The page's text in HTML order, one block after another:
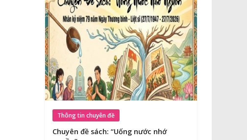
Thông tin chuyên đề
Chuyên đề sách: “Uống nước nhớ